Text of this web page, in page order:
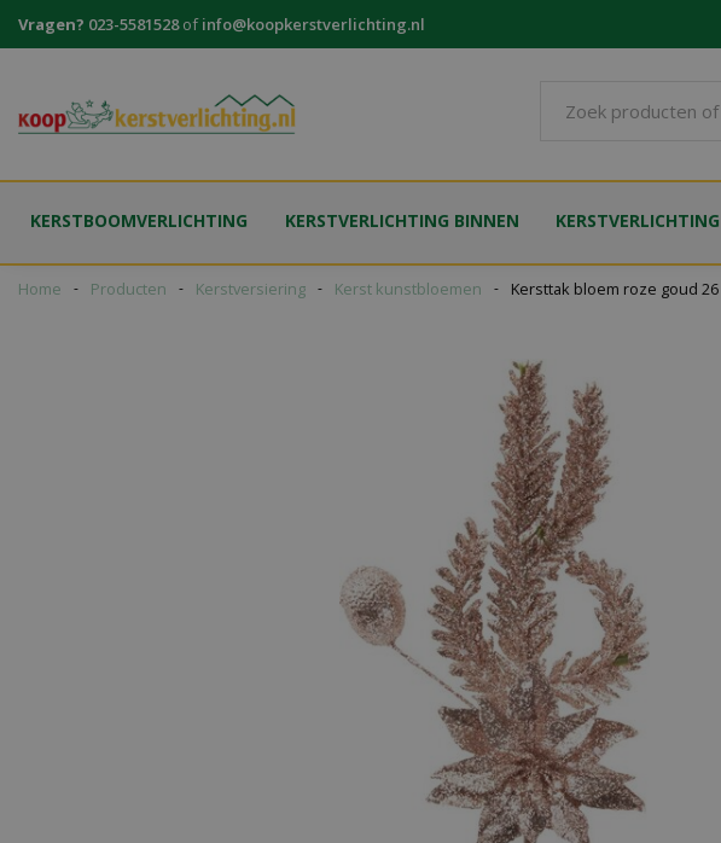
naar
Home Producten Kerstversiering Kerst kunstbloemen Kersttak bloem roze goud 26
Vragen? 023-5581528ofinfo@koopkerstverlichting.nl
KERSTBOOMVERLICHTING KERSTVERLICHTING BINNEN